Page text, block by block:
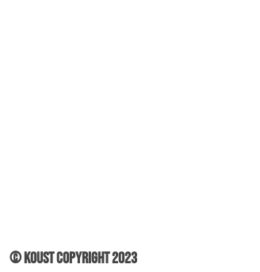
© Koust Copyright 2023